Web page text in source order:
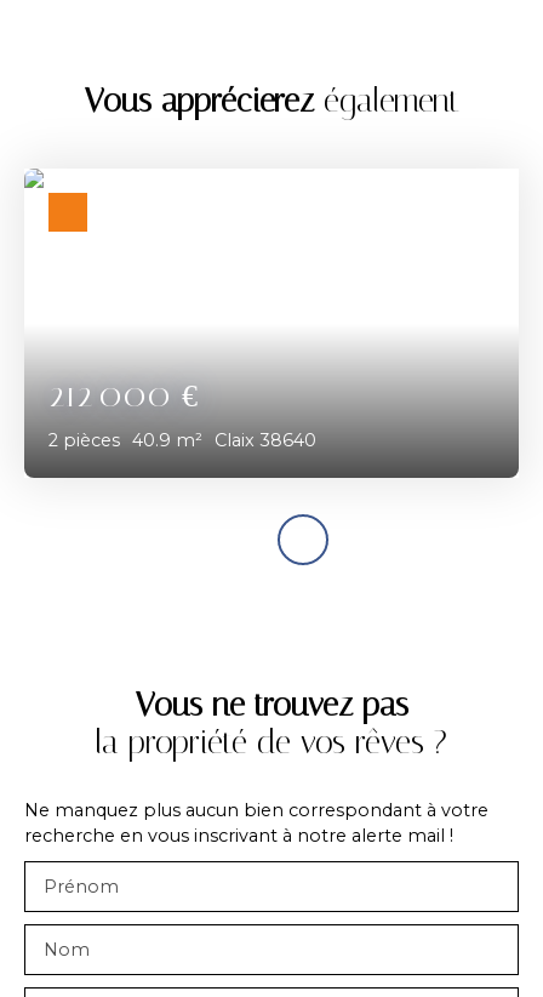
Vous apprécierezégalement
212 000€
2 pièces 40.9 m² Claix 38640
Vous ne trouvez pas
la propriété de vos rêves ?
Ne manquez plus aucun bien correspondant à votre
recherche en vous inscrivant à notre alerte mail !
Prénom
Nom